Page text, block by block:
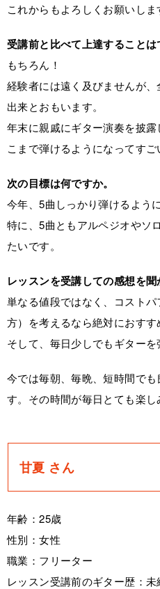
これからもよろしくお願いしま
受講前と比べて上達することは
もちろん！
経験者には遠く及びませんが
出来とおもいます。
年末に親戚にギター演奏を披
こまで弾けるようになってすご
次の目標は何ですか。
今年、5曲しっかり弾けるよう
特に、5曲ともアルペジオやソ
たいです。
レッスンを受講しての感想を聞
単なる値段ではなく、コスト
方）を考えるなら絶対におすす
そして、毎日少しでもギターを
今では毎朝、毎晩、短時間で
す。その時間が毎日とても楽し
甘夏 さん
年齢：25歳
性別：女性
職業：フリーター
レッスン受講前のギター歴：未